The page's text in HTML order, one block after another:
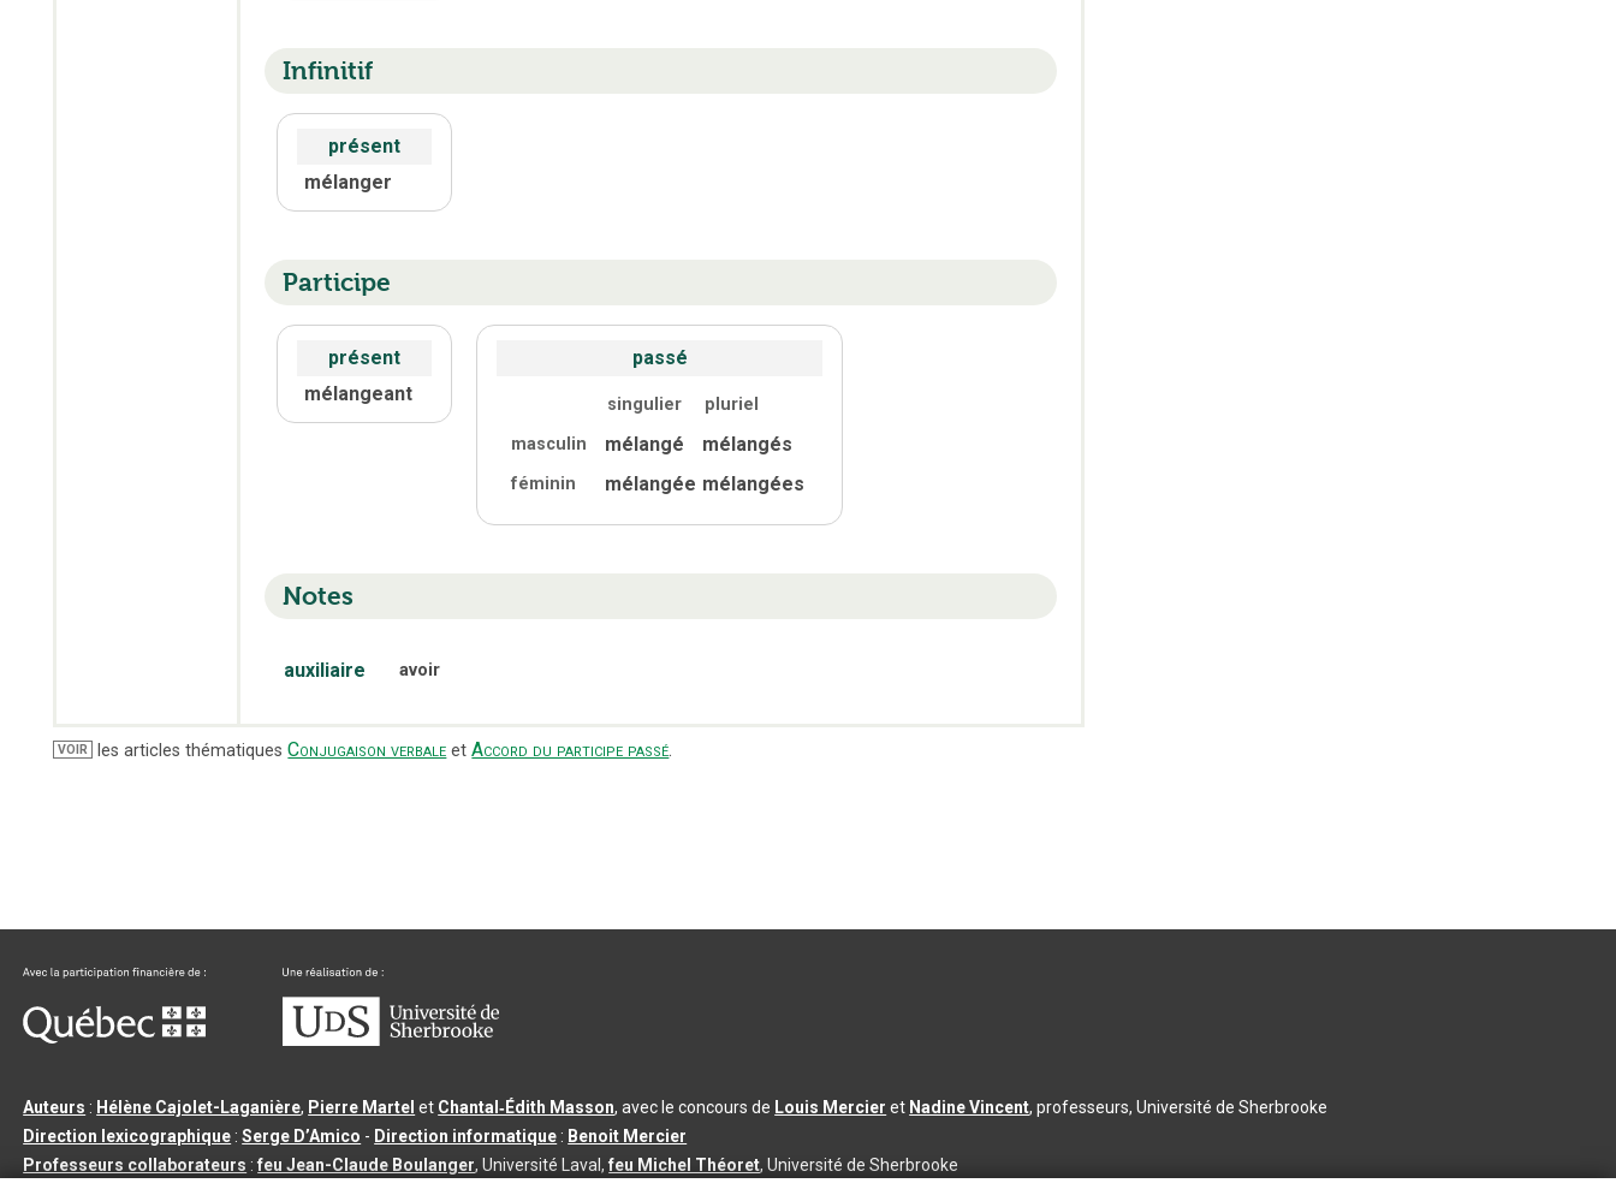
Infinitif
présent
mélanger
Participe
présent
mélangeant
passé
singulier
pluriel
masculin
mélangé mélangés
féminin mélangée mélangées
Notes
auxiliaire avoir
VOIR les articles thématiques Conjugaison verbale etAccord du participe passé.
Auteurs : Hélène Cajolet-Laganière, Pierre Martel et Chantal‑Édith Masson, avec le concours de Louis Mercier et Nadine Vincent, professeurs, Université de Sherbrooke
Direction lexicographique :Serge D’Amico - Direction informatique : Benoit Mercier
Professeurs collaborateurs :feu Jean-Claude Boulanger, Université Laval,feu Michel Théoret, Université de Sherbrooke